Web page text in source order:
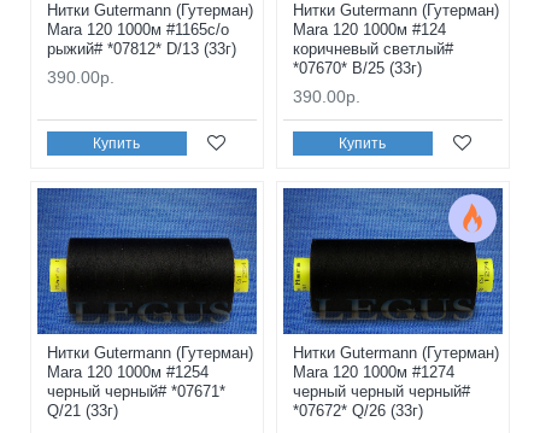
Нитки Gutermann (Гутерман)
Mara 120 1000м #1165с/о
рыжий# *07812* D/13 (33г)
390.00р.
Купить
Нитки Gutermann (Гутерман)
Mara 120 1000м #124
коричневый светлый#
*07670* B/25 (33г)
390.00р.
Купить
Нитки Gutermann (Гутерман)
Mara 120 1000м #1254
черный черный# *07671*
Q/21 (33г)
Нитки Gutermann (Гутерман)
Mara 120 1000м #1274
черный черный черный#
*07672* Q/26 (33г)